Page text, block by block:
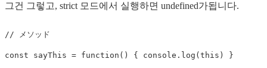
그건 그렇고, strict 모드에서 실행하면 undefined가됩니다.
// メソッド
const sayThis = function () { console . log ( this ) }